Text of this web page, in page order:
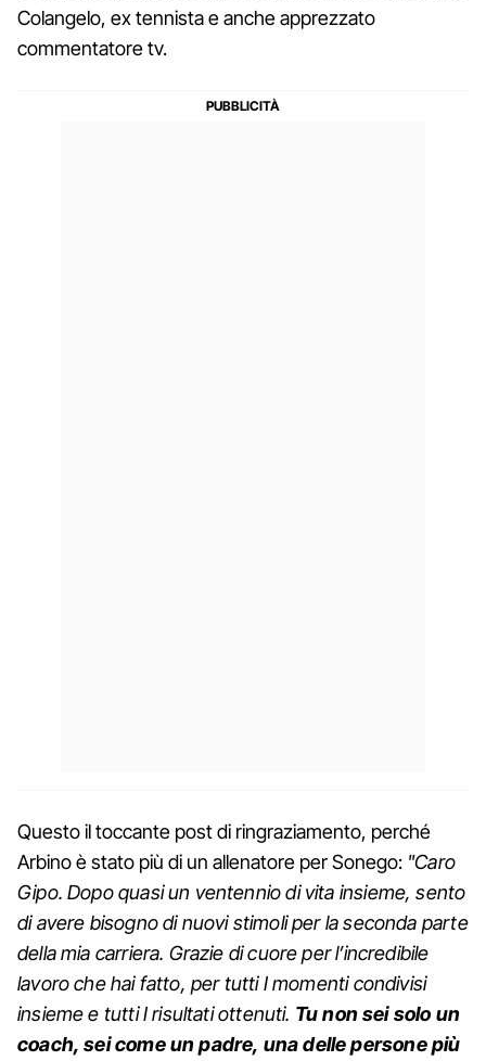
Colangelo, ex tennista e anche apprezzato
commentatore tv.
Questo il toccante post di ringraziamento, perché
Arbino è stato più di un allenatore per Sonego: "Caro
Gipo. Dopo quasi un ventennio di vita insieme, sento
di avere bisogno di nuovi stimoli per la seconda parte
della mia carriera. Grazie di cuore per l’incredibile
lavoro che hai fatto, per tutti I momenti condivisi
insieme e tutti I risultati ottenuti. Tu non sei solo un
coach, sei come un padre, una delle persone più